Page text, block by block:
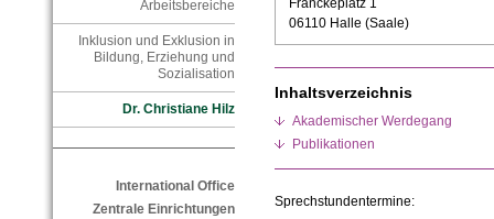
Arbeitsbereiche
Inklusion und Exklusion in
Bildung, Erziehung und
Sozialisation
Dr. Christiane Hilz
International Office
Zentrale Einrichtungen
Franckeplatz 1
06110 Halle (Saale)
Inhaltsverzeichnis
Akademischer Werdegang
Publikationen
Sprechstundentermine: